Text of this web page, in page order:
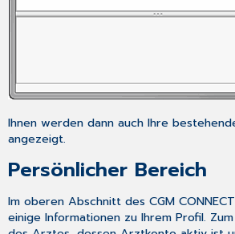
Ihnen werden dann auch Ihre
angezeigt.
Persönlicher Bereich
Im oberen Abschnitt des CGM
einige Informationen zu Ihrem Profil.